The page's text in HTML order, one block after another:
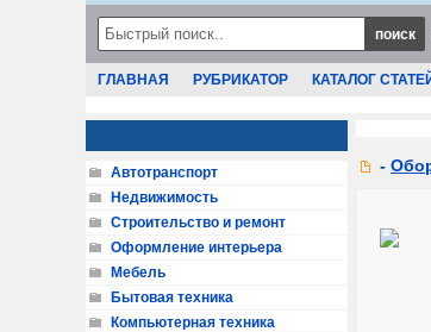
ГЛАВНАЯ РУБРИКАТОР КАТАЛОГ
-
Автотранспорт
Недвижимость
Строительство и ремонт
Оформление интерьера
Мебель
Бытовая техника
Компьютерная техника